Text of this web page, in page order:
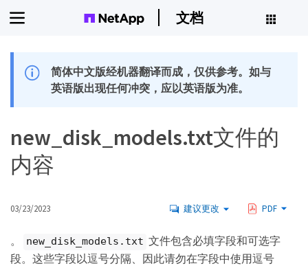
文档
简体中文版经机器翻译而成，仅供参考。如与
英语版出现任何冲突，应以英语版为准。
new_disk_models.txt文件的
内容
03/23/2023 建议更改 PDF
。 new_disk_models.txt 文件包含必填字段和可选字
段。这些字段以逗号分隔、因此请勿在字段中使用逗号